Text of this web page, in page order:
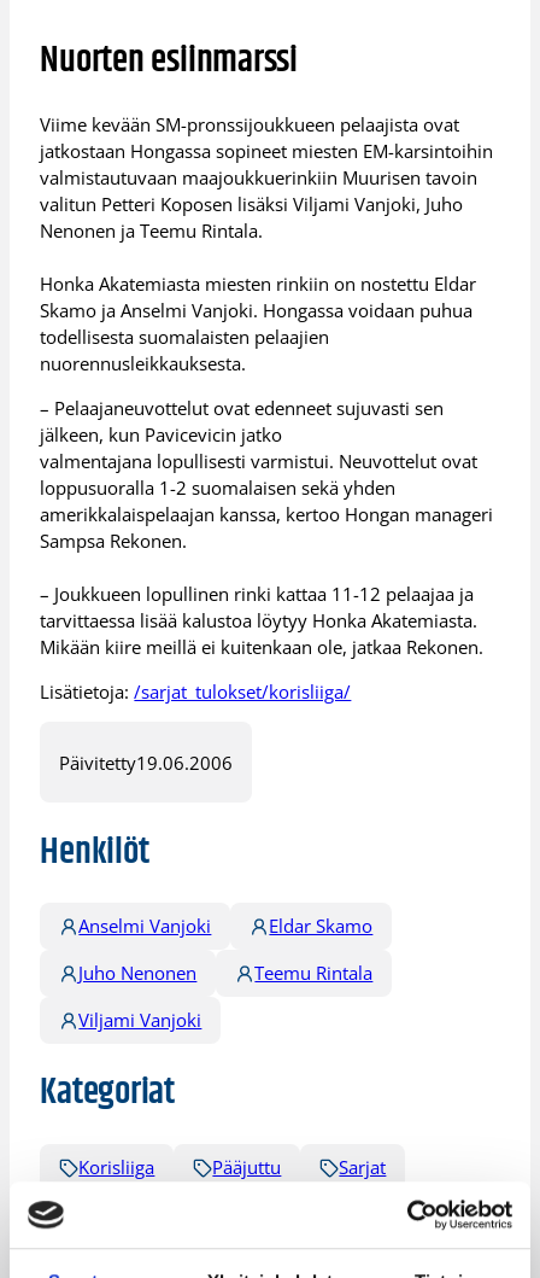
Nuorten esiinmarssi
Viime kevään SM-pronssijoukkueen pelaajista ovat
jatkostaan Hongassa sopineet miesten EM-karsintoihin
valmistautuvaan maajoukkuerinkiin Muurisen tavoin
valitun Petteri Koposen lisäksi Viljami Vanjoki, Juho
Nenonen ja Teemu Rintala.
Honka Akatemiasta miesten rinkiin on nostettu Eldar
Skamo ja Anselmi Vanjoki. Hongassa voidaan puhua
todellisesta suomalaisten pelaajien
nuorennusleikkauksesta.
– Pelaajaneuvottelut ovat edenneet sujuvasti sen
jälkeen, kun Pavicevicin jatko
valmentajana lopullisesti varmistui. Neuvottelut ovat
loppusuoralla 1-2 suomalaisen sekä yhden
amerikkalaispelaajan kanssa, kertoo Hongan manageri
Sampsa Rekonen.
– Joukkueen lopullinen rinki kattaa 11-12 pelaajaa ja
tarvittaessa lisää kalustoa löytyy Honka Akatemiasta.
Mikään kiire meillä ei kuitenkaan ole, jatkaa Rekonen.
Lisätietoja:/sarjat_tulokset/korisliiga/
Päivitetty19.06.2006
Henkilöt
Anselmi Vanjoki
Eldar Skamo
Juho Nenonen
Teemu Rintala
Viljami Vanjoki
Kategoriat
Korisliiga Pääjuttu Sarjat